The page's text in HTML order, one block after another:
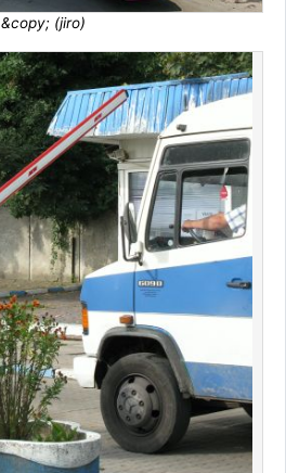
&copy; (jiro)